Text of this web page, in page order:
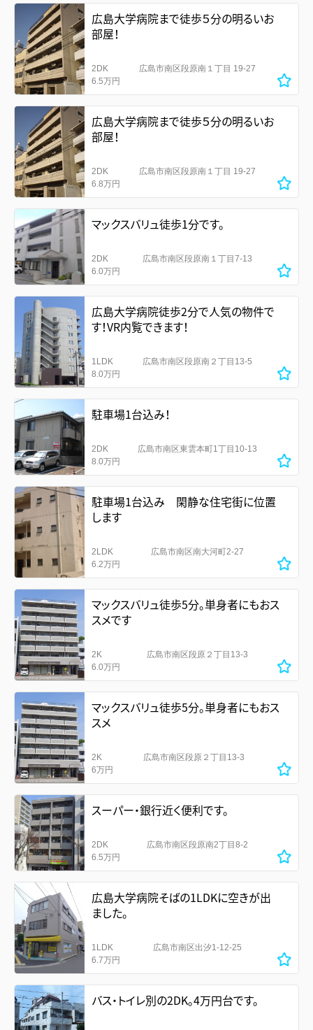
広島大学病院まで徒歩５分の明るいお
部屋！
2DK
6.5万円
広島市南区段原南１丁目 19-27
広島大学病院まで徒歩５分の明るいお
部屋！
2DK
6.8万円
広島市南区段原南１丁目 19-27
マックスバリュ徒歩1分です。
2DK
6.0万円
広島市南区段原南１丁目7-13
広島大学病院徒歩2分で人気の物件で
す！VR内覧できます！
1LDK
8.0万円
広島市南区段原南２丁目13-5
駐車場1台込み！
2DK
8.0万円
広島市南区東雲本町1丁目10-13
駐車場1台込み 閑静な住宅街に位置
します
2LDK
6.2万円
広島市南区南大河町2-27
マックスバリュ徒歩5分。単身者にもおス
スメです
2K
6.0万円
広島市南区段原２丁目13-3
マックスバリュ徒歩5分。単身者にもおス
スメ
2K
6万円
広島市南区段原２丁目13-3
スーパー・銀行近く便利です。
2DK
6.5万円
広島市南区段原南2丁目8-2
広島大学病院そばの1LDKに空きが出
ました。
1LDK
6.7万円
広島市南区出汐1-12-25
バス・トイレ別の2DK。4万円台です。